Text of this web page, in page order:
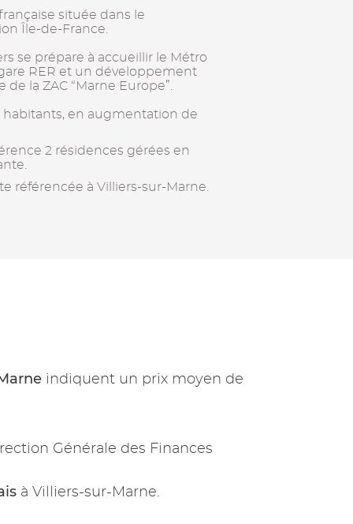
située dans le
Île-de-France.
se prépare à accueillir le Métro
RER et un développement
la ZAC “Marne Europe”.
habitants, en augmentation de
2 résidences gérées en
référencée à Villiers-sur-Marne.
indiquent un prix moyen de
Générale des Finances
à Villiers-sur-Marne.